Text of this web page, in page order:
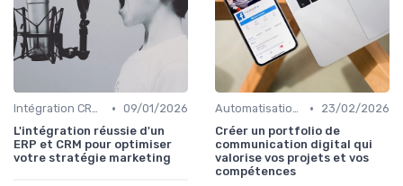
Intégration CRM et Marketing • 09/01/2026
L'intégration réussie d'un
ERP et CRM pour optimiser
votre stratégie marketing
Automatisation du Marketing •
23/02/2026
Créer un portfolio de
communication digital qui
valorise vos projets et vos
compétences